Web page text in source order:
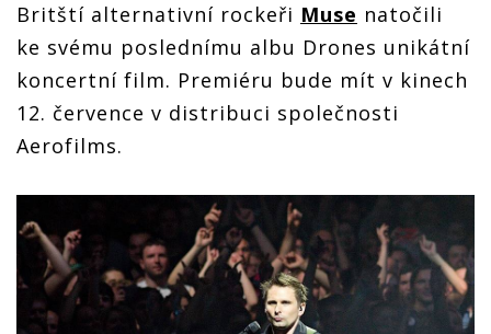
Britští alternativní rockeři Muse natočili
ke svému poslednímu albu Drones unikátní
koncertní film. Premiéru bude mít v kinech
12. července v distribuci společnosti
Aerofilms.